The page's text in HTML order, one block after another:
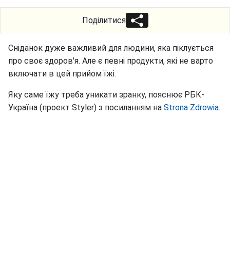
Поділитися
Сніданок дуже важливий для людини, яка піклується
про своє здоров'я. Але є певні продукти, які не варто
включати в цей прийом їжі.
Яку саме їжу треба уникати зранку, пояснює РБК-
Україна (проект Styler) з посиланням на Strona Zdrowia.